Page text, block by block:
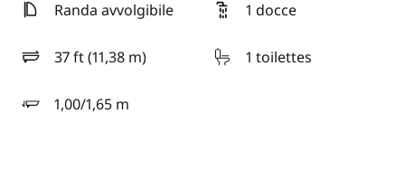
Randa avvolgibile
1 docce
37 ft (11,38 m)
lunghezza 1 toilettes
1,00/1,65 m
pescaggio